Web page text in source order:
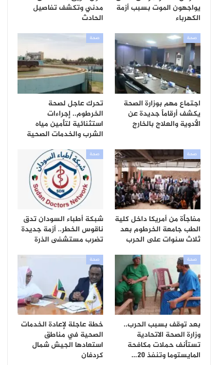
يواجهون الموت بسبب أزمة
الكهرباء
مدني وتكشف تفاصيل
الحادث
صحة
اجتماع مهم بوزارة الصحة
يكشف أرقاماً جديدة عن
الأدوية والعلاج بالخارج
صحة
تحرك عاجل لصحة
الخرطوم.. إجراءات
استثنائية لتأمين مياه
الشرب والخدمات الصحية
صحة
مفاجأة من أمريكا داخل كلية
الطب جامعة الخرطوم بعد
ثلاث سنوات على الحرب
صحة
شبكة أطباء السودان تدق
ناقوس الخطر.. أزمة جديدة
تضرب مستشفى الذرة
صحة
بعد توقف بسبب الحرب..
وزارة الصحة الاتحادية
تستأنف حملات مكافحة
المايستوما وتنفذ 20…
صحة
خطة عاجلة لإعادة الخدمات
الصحية في مناطق
استعادها الجيش شمال
كردفان